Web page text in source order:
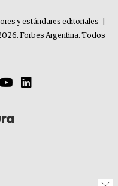
y estándares editoriales
Forbes Argentina. Todos